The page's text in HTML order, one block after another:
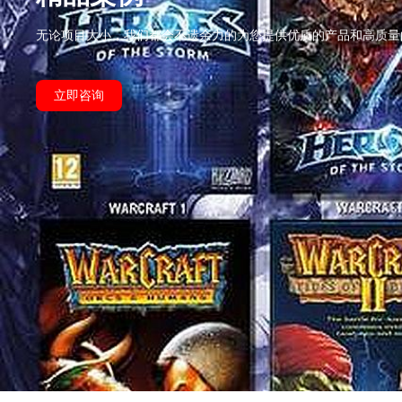
无论项目大小，我们都会不遗余力的为您提供优质的产品和高质
立即咨询